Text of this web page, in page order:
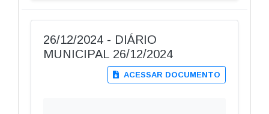
26/12/2024 - DIÁRIO
MUNICIPAL 26/12/2024
ACESSAR DOCUMENTO